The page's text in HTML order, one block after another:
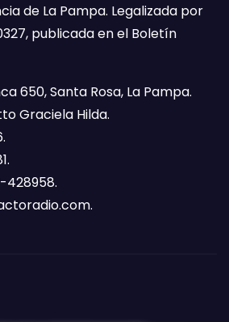
de La Pampa. Legalizada por
publicada en el Boletín
650, Santa Rosa, La Pampa.
Graciela Hilda.
428958.
.